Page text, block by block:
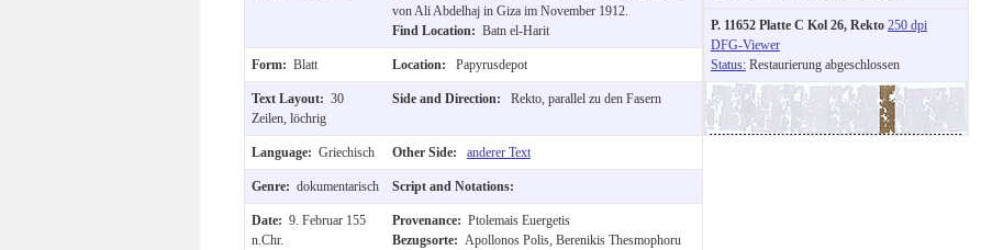
von Ali Abdelhaj in Giza im November 1912.
Find Location: Batn el-Harit
Form: Blatt Location: Papyrusdepot
Text Layout: 30
Zeilen, löchrig
Side and Direction: Rekto, parallel zu den Fasern
Language: Griechisch Other Side: anderer Text
Genre: dokumentarisch Script and Notations:
Date: 9. Februar 155
n.Chr.
Provenance: Ptolemais Euergetis
Bezugsorte: Apollonos Polis, Berenikis Thesmophoru
P. 11652 Platte C Kol 26, Rekto 250 dpi
DFG-Viewer
Status: Restaurierung abgeschlossen